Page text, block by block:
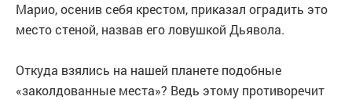
Марио, осенив себя крестом, приказал оградить это
место стеной, назвав его ловушкой Дьявола.
Откуда взялись на нашей планете подобные
«заколдованные места»? Ведь этому противоречит